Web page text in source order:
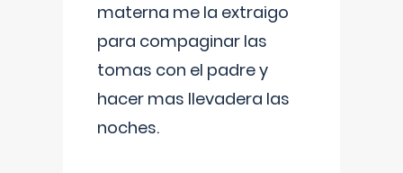
materna me la extraigo
para compaginar las
tomas con el padre y
hacer mas llevadera las
noches.